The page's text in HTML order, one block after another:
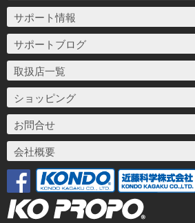
サポート情報
サポートブログ
取扱店一覧
ショッピング
お問合せ
会社概要